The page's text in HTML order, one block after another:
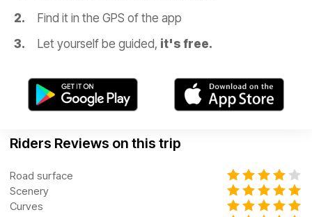
Find it in the GPS of the app
Let yourself be guided, it's free.
Riders Reviews on this trip
Road surface
Scenery
Curves